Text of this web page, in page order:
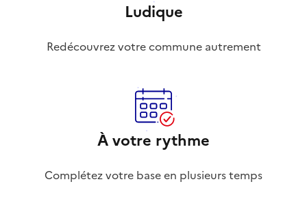
Ludique
Redécouvrez votre commune autrement
À votre rythme
Complétez votre base en plusieurs temps